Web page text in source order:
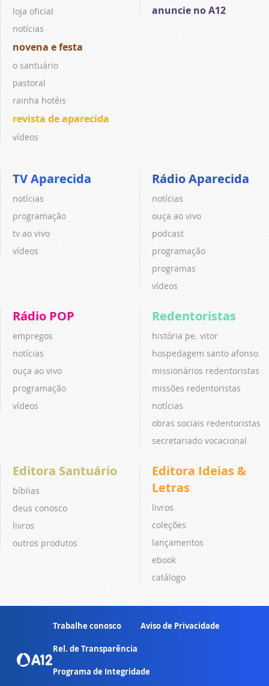
loja oficial
notícias
novena e festa
o santuário
pastoral
rainha hotéis
revista de aparecida
vídeos
anuncie no A12
TV Aparecida
notícias
programação
tv ao vivo
vídeos
Rádio Aparecida
notícias
ouça ao vivo
podcast
programação
programas
vídeos
Rádio POP
empregos
notícias
ouça ao vivo
programação
vídeos
Redentoristas
história pe. vitor
hospedagem santo afonso
missionários redentoristas
missões redentoristas
notícias
obras sociais redentoristas
secretariado vocacional
Editora Santuário
bíblias
deus conosco
livros
outros produtos
Editora Ideias &
Letras
livros
coleções
lançamentos
ebook
catálogo
Trabalhe conosco Aviso de Privacidade
Rel. de Transparência
Programa de Integridade